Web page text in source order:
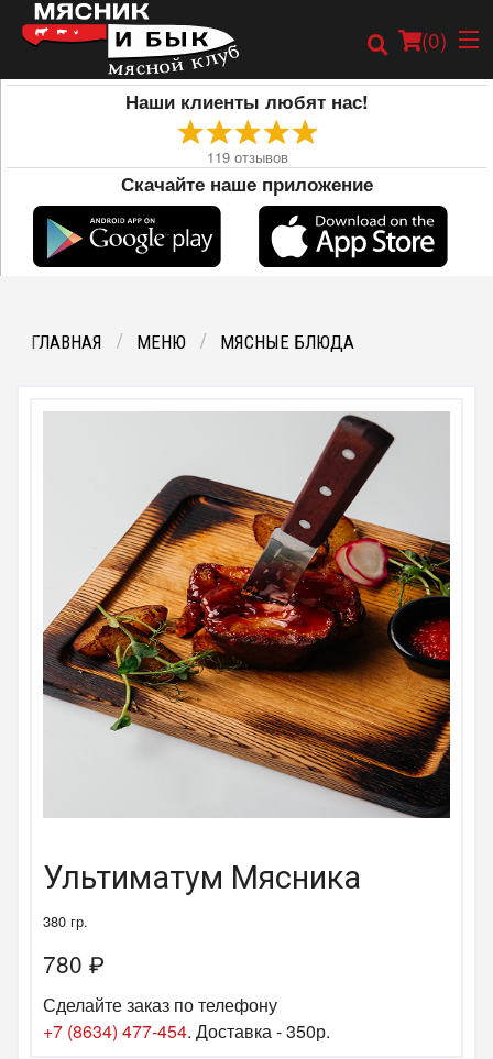
(0)
Заказать онлайн
Карта
Наши клиенты любят нас!
119 отзывов
Скачайте наше приложение
ГЛАВНАЯ МЕНЮ МЯСНЫЕ БЛЮДА
Ультиматум Мясника
380 гр.
780 ₽
Сделайте заказ по телефону
+7 (8634) 477-454. Доставка - 350р.